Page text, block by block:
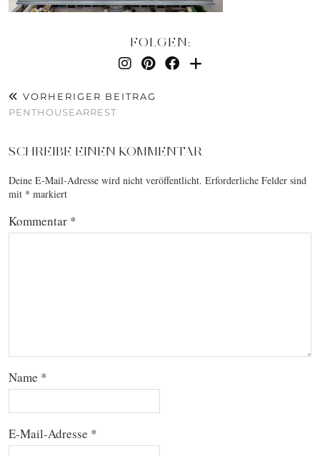
FOLGEN:
VORHERIGER BEITRAG
PENTHOUSEARREST
SCHREIBE EINEN KOMMENTAR
Deine E-Mail-Adresse wird nicht veröffentlicht. Erforderliche Felder sind
mit * markiert
Kommentar *
Name *
E-Mail-Adresse *